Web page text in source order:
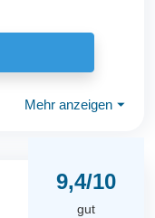
Mehr anzeigen ⏷
9,4/10
gut